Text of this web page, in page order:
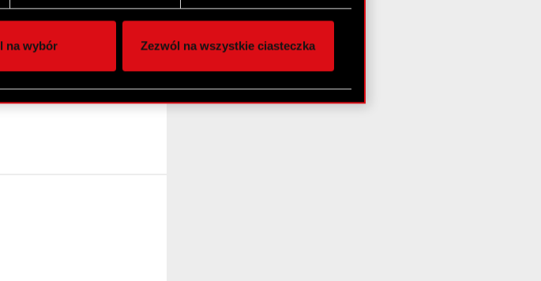
aby oferować funkcje społecznościowe i
mogą połączyć te informacje z innymi danymi
z ich usług. Kontynuując korzystanie z naszej witryny,
na wybór Zezwól na wszystkie ciasteczka
K.